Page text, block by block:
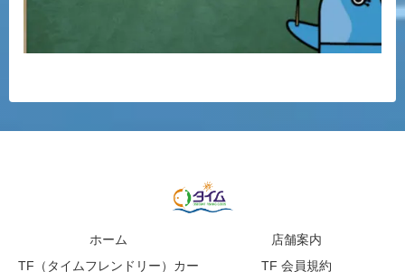
ホーム
店舗案内
TF（タイムフレンドリー）カー
TF 会員規約